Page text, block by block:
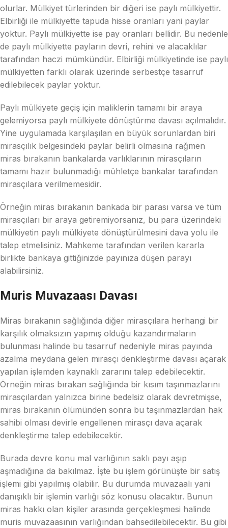
olurlar. Mülkiyet türlerinden bir diğeri ise paylı mülkiyettir.
Elbirliği ile mülkiyette tapuda hisse oranları yani paylar
yoktur. Paylı mülkiyette ise pay oranları bellidir. Bu nedenle
de paylı mülkiyette payların devri, rehini ve alacaklılar
tarafından haczi mümkündür. Elbirliği mülkiyetinde ise paylı
mülkiyetten farklı olarak üzerinde serbestçe tasarruf
edilebilecek paylar yoktur.
Paylı mülkiyete geçiş için maliklerin tamamı bir araya
gelemiyorsa paylı mülkiyete dönüştürme davası açılmalıdır.
Yine uygulamada karşılaşılan en büyük sorunlardan biri
mirasçılık belgesindeki paylar belirli olmasına rağmen
miras bırakanın bankalarda varlıklarının mirasçıların
tamamı hazır bulunmadığı mühletçe bankalar tarafından
mirasçılara verilmemesidir.
Örneğin miras bırakanın bankada bir parası varsa ve tüm
mirasçıları bir araya getiremiyorsanız, bu para üzerindeki
mülkiyetin paylı mülkiyete dönüştürülmesini dava yolu ile
talep etmelisiniz. Mahkeme tarafından verilen kararla
birlikte bankaya gittiğinizde payınıza düşen parayı
alabilirsiniz.
Muris Muvazaası Davası
Miras bırakanın sağlığında diğer mirasçılara herhangi bir
karşılık olmaksızın yapmış olduğu kazandırmaların
bulunması halinde bu tasarruf nedeniyle miras payında
azalma meydana gelen mirasçı denkleştirme davası açarak
yapılan işlemden kaynaklı zararını talep edebilecektir.
Örneğin miras bırakan sağlığında bir kısım taşınmazlarını
mirasçılardan yalnızca birine bedelsiz olarak devretmişse,
miras bırakanın ölümünden sonra bu taşınmazlardan hak
sahibi olması devirle engellenen mirasçı dava açarak
denkleştirme talep edebilecektir.
Burada devre konu mal varlığının saklı payı aşıp
aşmadığına da bakılmaz. İşte bu işlem görünüşte bir satış
işlemi gibi yapılmış olabilir. Bu durumda muvazaalı yani
danışıklı bir işlemin varlığı söz konusu olacaktır. Bunun
miras hakkı olan kişiler arasında gerçekleşmesi halinde
muris muvazaasının varlığından bahsedilebilecektir. Bu gibi